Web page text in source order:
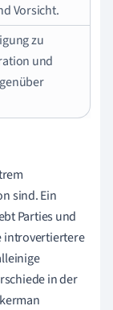
Vorsicht.
zu
und
sind. Ein
Parties und
introvertiertere
in der